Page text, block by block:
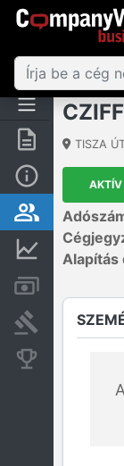
Összegzés
Alap
Pénzügyi
Bírósági
TISZA
AKTÍV
Alapítás